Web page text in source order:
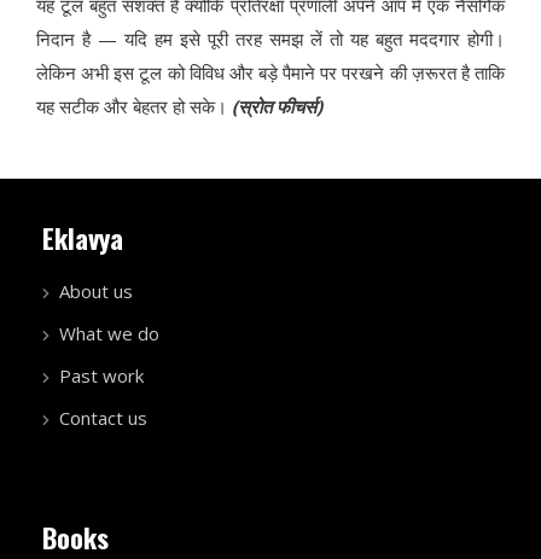
निदान है — यदि हम इसे पूरी तरह समझ लें तो यह बहुत मददगार होगी।
लेकिन अभी इस टूल को विविध और बड़े पैमाने पर परखने की ज़रूरत है ताकि
यह सटीक और बेहतर हो सके। (स्रोत फीचर्स)
Eklavya
About us
What we do
Past work
Contact us
Books